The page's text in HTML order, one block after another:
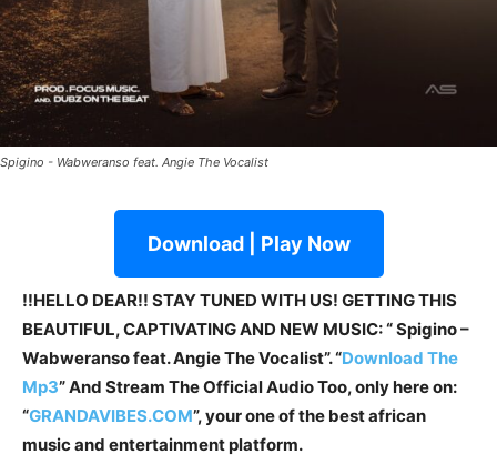
Spigino - Wabweranso feat. Angie The Vocalist
Download | Play Now
!!HELLO DEAR!! STAY TUNED WITH US! GETTING THIS
BEAUTIFUL, CAPTIVATING AND NEW MUSIC: “ Spigino –
Wabweranso feat. Angie The Vocalist”. “Download The
Mp3”And Stream The Official Audio Too, only here on:
“GRANDAVIBES.COM”, your one of the best african
music and entertainment platform.